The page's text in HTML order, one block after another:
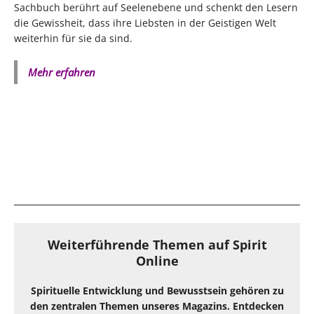
Sachbuch berührt auf Seelenebene und schenkt den Lesern
die Gewissheit, dass ihre Liebsten in der Geistigen Welt
weiterhin für sie da sind.
Mehr erfahren
Weiterführende Themen auf Spirit
Online
Spirituelle Entwicklung und Bewusstsein gehören zu
den zentralen Themen unseres Magazins. Entdecken